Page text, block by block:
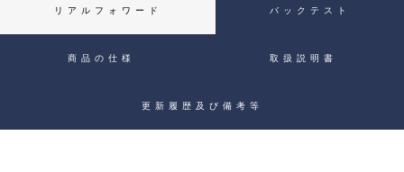
リアルフォワード バックテスト
商品の仕様 取扱説明書
更新履歴及び備考等